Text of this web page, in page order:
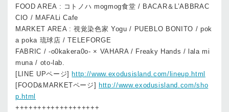
FOOD AREA : コトノハ mogmog食堂 / BACAR＆L’ABBRAC
CIO / MAFALi Cafe
MARKET AREA : 視覚染色家 Yogu / PUEBLO BONITO / pok
a poka 琉球店 / TELEFORGE
FABRIC / -o0kakera0o- × VAHARA / Freaky Hands / lala mi
muna / oto-lab.
[LINE UPページ] http://www.exodusisland.com/lineup.html
[FOOD&MARKETページ] http://www.exodusisland.com/sho
p.html
+++++++++++++++++++